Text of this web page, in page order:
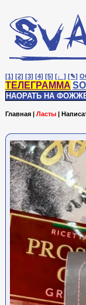
[1] [2] [3] [4] [5] [♩] [✎]
ТЕЛЕГРАММА
НАОРАТЬ НА
Главная | Ласты |